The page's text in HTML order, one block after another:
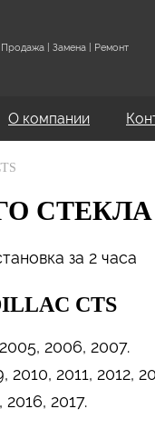
Продажа | Замена | Ремонт
О компании
за 2 часа
CTS
2006, 2007.
2011, 2012,
2016, 2017.